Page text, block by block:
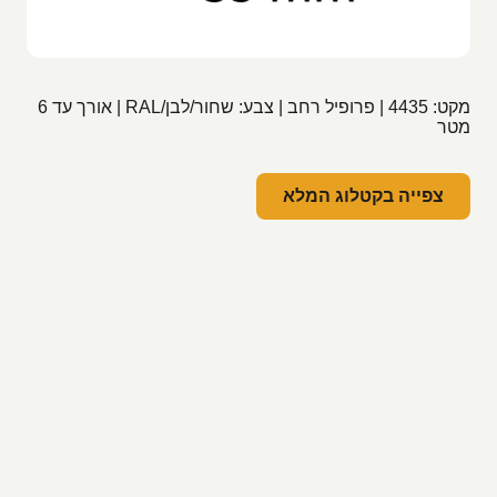
מקט: 4435 | פרופיל רחב | צבע: שחור/לבן/RAL | אורך עד 6
מטר
צפייה בקטלוג המלא